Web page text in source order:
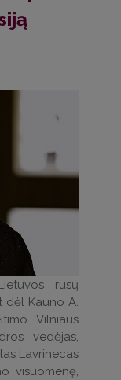
rusų
dėl Kauno A.
Vilniaus
vedėjas,
Lavrinecas
visuomenę,